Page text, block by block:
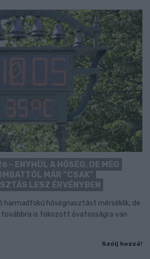
- ENYHÜL A HŐSÉG, DE MÉG
MÁR “CSAK”
LESZ ÉRVÉNYBEN
harmadfokú hőségriasztást mérséklik, de
is fokozott óvatosságra van
Szólj hozzá!